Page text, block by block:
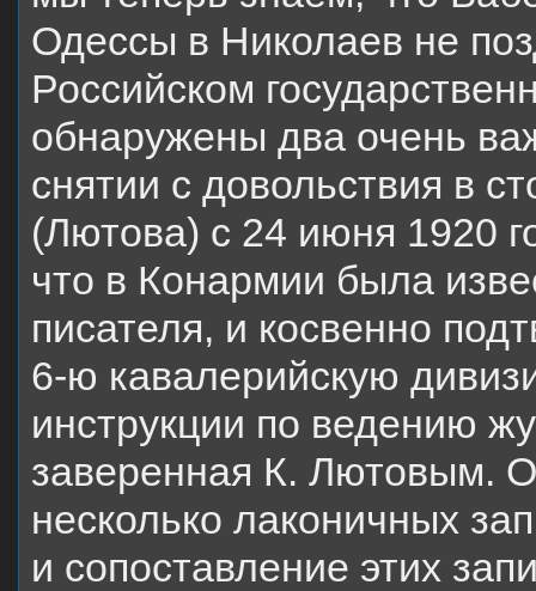
Одессы в Николаев не
Российском
обнаружены два очень
снятии с довольствия в
(Лютова) с 24 июня 1920
что в Конармии была
писателя, и косвенно
6-ю кавалерийскую
инструкции по ведению
заверенная К. Лютовым.
несколько лаконичных
и сопоставление этих